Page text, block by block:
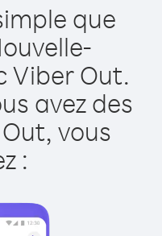
que
Viber Out.
avez des
vous
: